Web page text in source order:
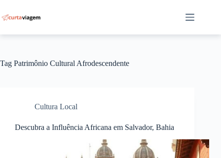
para
o
Tag Patrimônio Cultural Afrodescendente
Cultura Local
Descubra a Influência Africana em Salvador, Bahia